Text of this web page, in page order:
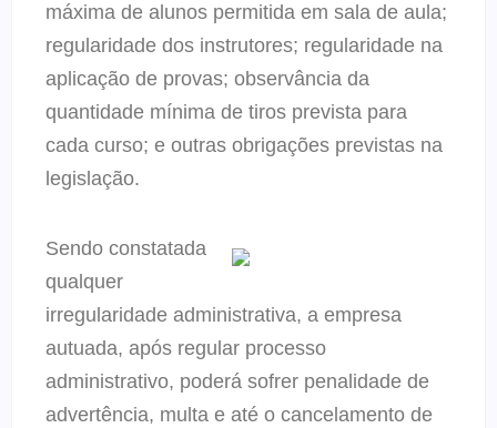
máxima de alunos permitida em sala de aula;
regularidade dos instrutores; regularidade na
aplicação de provas; observância da
quantidade mínima de tiros prevista para
cada curso; e outras obrigações previstas na
legislação.
Sendo constatada
qualquer
irregularidade administrativa, a empresa
autuada, após regular processo
administrativo, poderá sofrer penalidade de
advertência, multa e até o cancelamento de